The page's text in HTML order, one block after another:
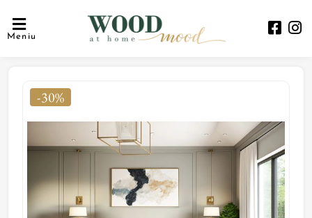
Meniu
-30%